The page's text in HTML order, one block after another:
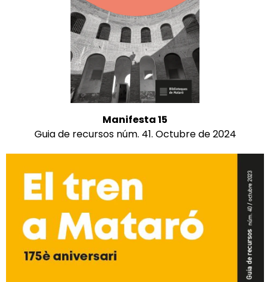
Manifesta 15
Guia de recursos núm. 41. Octubre de 2024